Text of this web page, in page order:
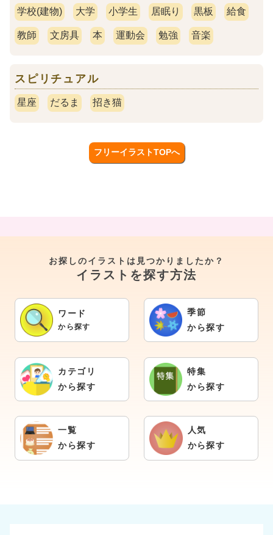
学校(建物) 大学 小学生 居眠り 黒板 給食
教師 文房具 本 運動会 勉強 音楽
スピリチュアル
星座 だるま 招き猫
フリーイラストTOPへ
お探しのイラストは見つかりましたか？
イラストを探す方法
ワード
から探す
季節
から探す
カテゴリ
から探す
特集
から探す
一覧
から探す
人気
から探す